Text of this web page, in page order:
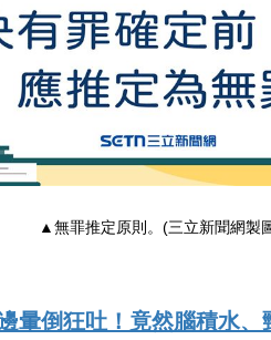
▲無罪推定原則。(三立新聞網製
暈倒狂吐！竟然腦積水